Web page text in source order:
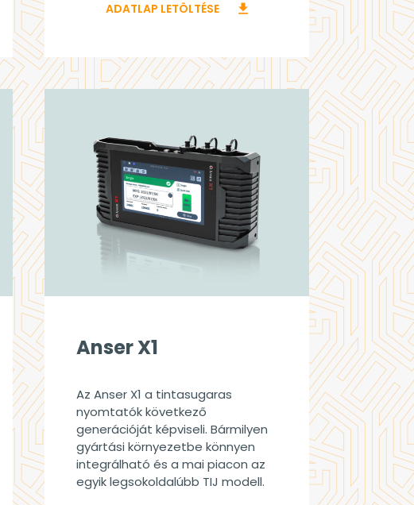
ADATLAP LETÖLTÉSE download
Anser X1
Az Anser X1 a tintasugaras
nyomtatók következő
generációját képviseli. Bármilyen
gyártási környezetbe könnyen
integrálható és a mai piacon az
egyik legsokoldalúbb TIJ modell.